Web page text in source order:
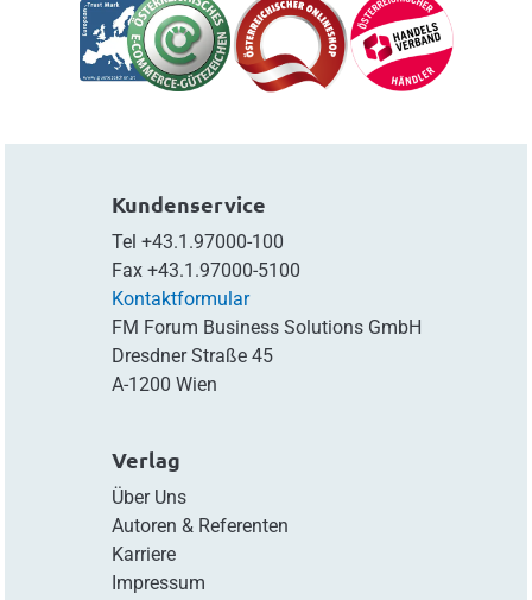
Kundenservice
Tel +43.1.97000-100
Fax +43.1.97000-5100
Kontaktformular
FM Forum Business Solutions GmbH
Dresdner Straße 45
A-1200 Wien
Verlag
Über Uns
Autoren & Referenten
Karriere
Impressum